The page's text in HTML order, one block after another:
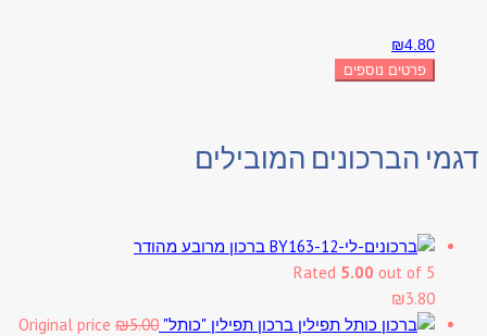
₪4.80
פרטים נוספים
דגמי הברכונים המובילים
ברכון מרובע מהודר
Rated 5.00 out of 5
₪3.80
ברכון תפילין "כותל"
₪5.00
Original price